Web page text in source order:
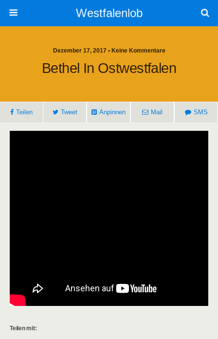
Westfalenlob
Dezember 17, 2017 • Keine Kommentare
Bethel In Ostwestfalen
Teilen Tweet Anpinnen Mail SMS
Teilen mit: